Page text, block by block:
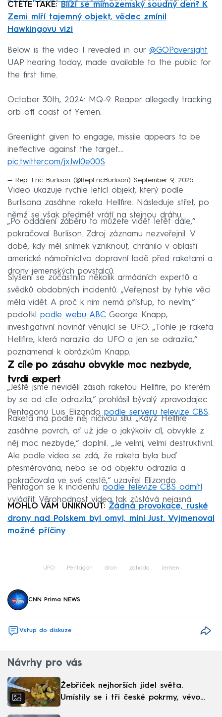
ČTĚTE TAKÉ:
Blíží se mimozemský soudný den? K
Zemi míří tajemný objekt, vědec zmínil
Hawkingovu vizi
Below is the video I revealed in our @GOPoversight
UAP hearing today, made available to the public for
the first time.
October 30th, 2024: MQ-9 Reaper allegedly tracking
orb off coast of Yemen.
Greenlight given to engage, missile appears to be
ineffective against the target.…
pic.twitter.com/jxJwl0e00S
— Rep. Eric Burlison (@RepEricBurlison) September 9, 2025
Video ukazuje rychle letící objekt, který podle
Burlisona zasáhne raketa Hellfire. Následuje střet, po
němž se však předmět vrátí na stejnou dráhu.
„Po oddálení záběru to můžete vidět letět dále,“
pokračoval Burlison. Zdroj záznamu nezveřejnil. V
době, kdy měl snímek vzniknout, chránilo v oblasti
americké námořnictvo dopravní lodě před raketami a
drony jemenských povstalců.
Slyšení se zúčastnilo několik armádních expertů a
svědků obdobných incidentů. „Veřejnost by tyhle věci
měla vidět. A proč k nim nemá přístup, to nevím,“
podotkl podle webu ABC George Knapp,
investigativní novinář věnující se UFO. „Tohle je raketa
Hellfire, která narazila do UFO a jen se odrazila,“
poznamenal k obrázkům Knapp.
Z cíle po zásahu obvykle moc nezbyde,
tvrdí expert
„Ještě jsme neviděli zásah raketou Hellfire, po kterém
by se od cíle odrazila,“ prohlásil bývalý zpravodajec
Pentagonu Luis Elizondo podle serveru televize CBS.
Raketa má podle něj ničivou sílu. „Když Hellfire
zasáhne povrch, ať už jde o jakýkoliv cíl, obvykle z
něj moc nezbyde,“ doplnil. „Je velmi, velmi destruktivní.
Ale podle videa se zdá, že raketa byla buď
přesměrována, nebo se od objektu odrazila a
pokračovala ve své cestě,“ uzavřel Elizondo.
Pentagon se k incidentu podle televize CBS odmítl
vyjádřit. Věrohodnost videa tak zůstává nejasná.
MOHLO VÁM UNIKNOUT: Žádná provokace, ruské
drony nad Polskem byl omyl, míní Just. Vyjmenoval
možné příčiny
UFO Pentagon dron záhada Jemen
CNN Prima NEWS
Vstup do diskuze
Návrhy pro vás
Žebříček nejhorších jídel světa.
Umístily se i tři české pokrmy, vévodí